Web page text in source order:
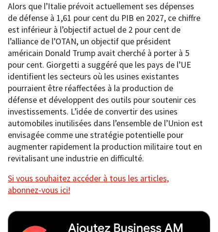
Alors que l’Italie prévoit actuellement ses dépenses
de défense à 1,61 pour cent du PIB en 2027, ce chiffre
est inférieur à l’objectif actuel de 2 pour cent de
l’alliance de l’OTAN, un objectif que président
américain Donald Trump avait cherché à porter à 5
pour cent. Giorgetti a suggéré que les pays de l’UE
identifient les secteurs où les usines existantes
pourraient être réaffectées à la production de
défense et développent des outils pour soutenir ces
investissements. L’idée de convertir des usines
automobiles inutilisées dans l’ensemble de l’Union est
envisagée comme une stratégie potentielle pour
augmenter rapidement la production militaire tout en
revitalisant une industrie en difficulté.
Si vous souhaitez accéder à tous les articles,
abonnez-vous ici!